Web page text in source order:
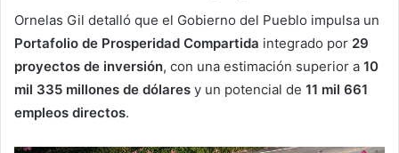
Ornelas Gil detalló que el Gobierno del Pueblo impulsa un
Portafolio de Prosperidad Compartida integrado por 29
proyectos de inversión, con una estimación superior a 10
mil 335 millones de dólares y un potencial de 11 mil 661
empleos directos.